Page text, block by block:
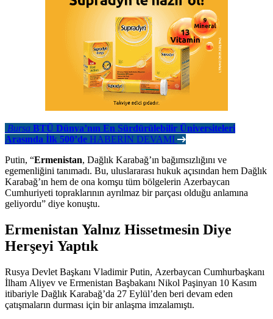
Bursa BTÜ Dünya’nın En Sürdürülebilir Üniversiteleri
Arasında İlk 500’de HABERİN DEVAMI
Putin, “Ermenistan, Dağlık Karabağ’ın bağımsızlığını ve
egemenliğini tanımadı. Bu, uluslararası hukuk açısından hem Dağlık
Karabağ’ın hem de ona komşu tüm bölgelerin Azerbaycan
Cumhuriyeti topraklarının ayrılmaz bir parçası olduğu anlamına
geliyordu” diye konuştu.
Ermenistan Yalnız Hissetmesin Diye
Herşeyi Yaptık
Rusya Devlet Başkanı Vladimir Putin, Azerbaycan Cumhurbaşkanı
İlham Aliyev ve Ermenistan Başbakanı Nikol Paşinyan 10 Kasım
itibariyle Dağlık Karabağ’da 27 Eylül’den beri devam eden
çatışmaların durması için bir anlaşma imzalamıştı.